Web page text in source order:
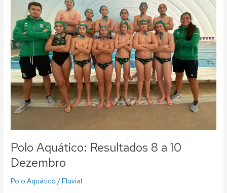
Polo Aquático: Resultados 8 a 10
Dezembro
Polo Aquático / Fluvial
Dezembro